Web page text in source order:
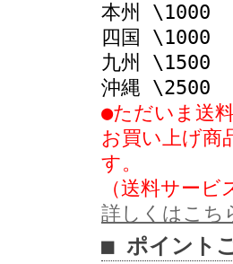
本州 \1000
四国 \1000
九州 \1500
沖縄 \2500
●ただいま送
お買い上げ商
す。
（送料サー
詳しくはこち
■ ポイント